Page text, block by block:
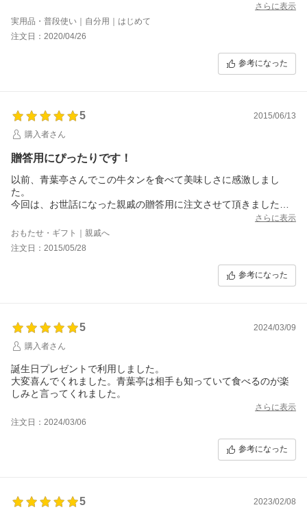
さらに表示
実用品・普段使い｜自分用｜はじめて
注文日：2020/04/26
参考になった
5
2015/06/13
購入者さん
贈答用にぴったりです！
以前、青葉亭さんでこの牛タンを食べて美味しさに感激しまし
た。
今回は、お世話になった親戚の贈答用に注文させて頂きました。
早速親戚から電話がきて、「こんなに美味しい牛タン食べたこと
がない」と大変喜ばれました。
4人家族のお家だったので2種類の味の詰め合わせを選びました
が、量もぴったりでした。
さらに表示
おもたせ・ギフト｜親戚へ
注文日：2015/05/28
参考になった
5
2024/03/09
購入者さん
誕生日プレゼントで利用しました。
大変喜んでくれました。青葉亭は相手も知っていて食べるのが楽
しみと言ってくれました。
さらに表示
注文日：2024/03/06
参考になった
5
2023/02/08